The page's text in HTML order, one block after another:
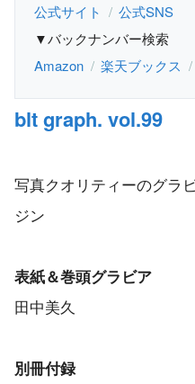
公式サイト
公式SNS
▼バックナンバー検索
Amazon
楽天ブックス
blt graph. vol.99
写真クオリティーのグラ
ジン
表紙＆巻頭グラビア
田中美久
別冊付録